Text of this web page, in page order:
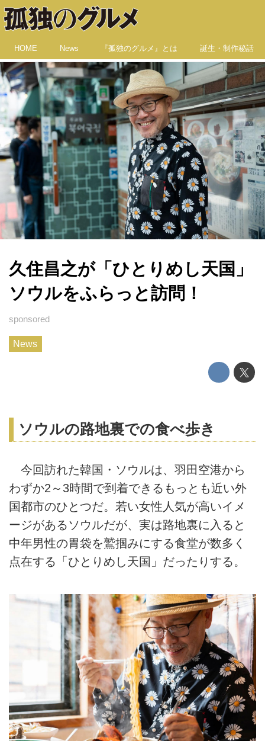
HOME News 『孤独のグルメ』とは 誕生・制作秘話
久住昌之が「ひとりめし天国」
ソウルをふらっと訪問！
News
ソウルの路地裏での食べ歩き
今回訪れた韓国・ソウルは、羽田空港から
わずか2～3時間で到着できるもっとも近い外
国都市のひとつだ。若い女性人気が高いイメ
ージがあるソウルだが、実は路地裏に入ると
中年男性の胃袋を鷲掴みにする食堂が数多く
点在する「ひとりめし天国」だったりする。